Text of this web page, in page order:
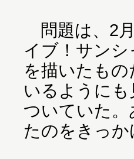
問題は、2
イブ！サン
を描いたも
いるように
ついていた。
たのをきっ